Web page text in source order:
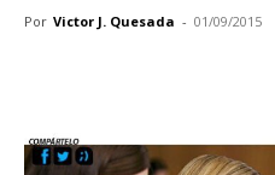
Por Victor J. Quesada - 01/09/2015